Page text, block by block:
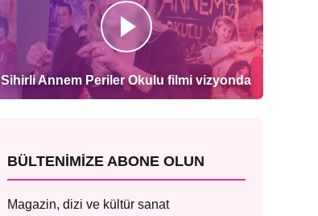
Sihirli Annem Periler Okulu filmi vizyonda
BÜLTENIMIZE ABONE OLUN
Magazin, dizi ve kültür sanat